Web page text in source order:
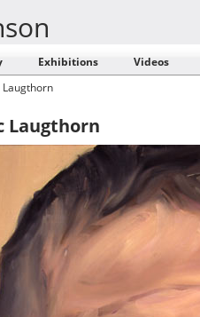
Exhibitions
Videos
Laugthorn
Laugthorn